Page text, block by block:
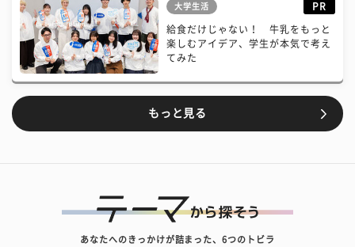
大学生活 PR
給食だけじゃない！ 牛乳をもっと
楽しむアイデア、学生が本気で考え
てみた
もっと見る
あなたへのきっかけが詰まった、6つのトビラ